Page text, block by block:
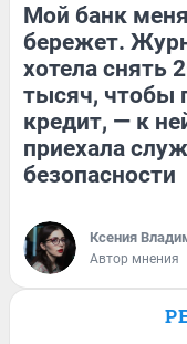
Мой банк меня
бережет.
хотела снять
тысяч, чтобы
кредит, — к
приехала
безопасности
Ксения
Автор мнения